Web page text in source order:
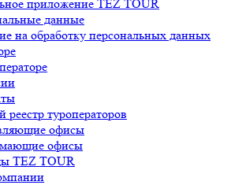
приложение TEZ TOUR
данные
на обработку персональных данных
туроператоров
офисы
офисы
TEZ TOUR